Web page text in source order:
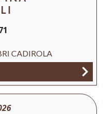
CADIROLA